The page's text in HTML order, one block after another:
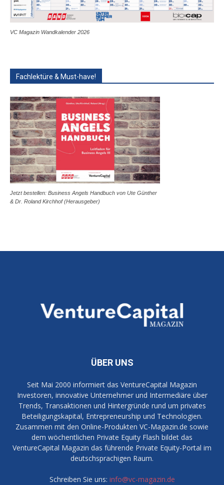
VC Magazin Wandkalender 2026
Fachlektüre & Must-have!
Jetzt bestellen: Business Angels Handbuch von Ute Günther
& Dr. Roland Kirchhof (Herausgeber)
ÜBER UNS
Seit Mai 2000 informiert das VentureCapital Magazin
Investoren, innovative Unternehmer und Intermediäre über
Trends, Transaktionen und Hintergründe rund um privates
Beteiligungskapital, Entrepreneurship und Technologien.
Zusammen mit den Online-Produkten VC-Magazin.de sowie
dem wöchentlichen Private Equity Flash bildet das
VentureCapital Magazin das führende Private Equity-Portal im
deutschsprachigen Raum.
Schreiben Sie uns: info@vc-magazin.de